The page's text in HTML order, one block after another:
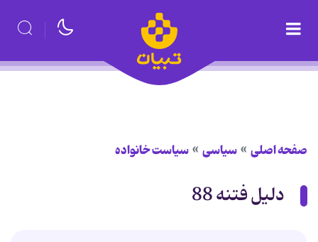
صفحه اصلی سیاسی سیاست خانواده
دلیل فتنه 88